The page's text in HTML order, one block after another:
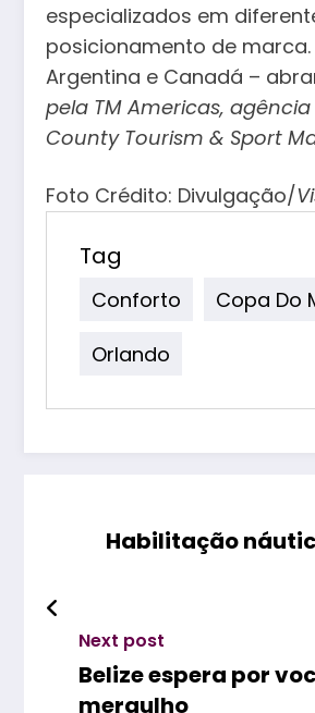
especializados em
posicionamento de marca.
Argentina e Canadá –
pela TM Americas,
County Tourism & Sport
Foto Crédito: Divulgação/
Tag
Conforto Copa Do
Orlando
Habilitação
Next post
Belize espera por
mergulho